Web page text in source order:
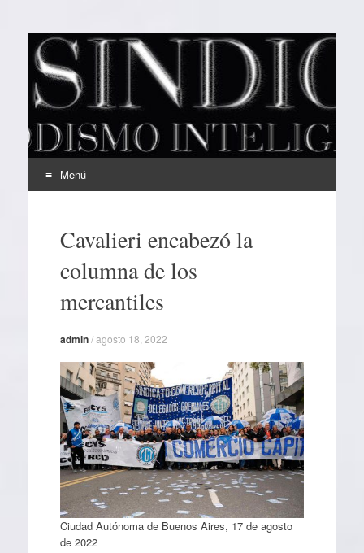
EL SINDICAL
Periodismo Inteligente
Menú
contenidoCavalieri encabezó la
columna de los
mercantiles
admin/agosto 18, 2022
Ciudad Autónoma de Buenos Aires, 17 de agosto
de 2022